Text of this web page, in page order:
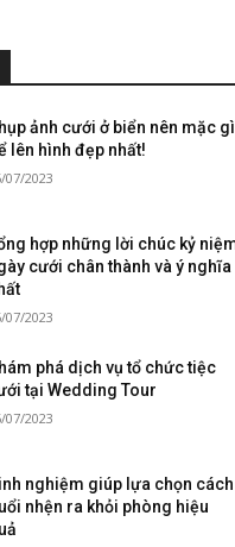
ảnh cưới ở biển nên mặc gì
lên hình đẹp nhất!
07/2023
hợp những lời chúc kỷ
cưới chân thành và ý nghĩa
07/2023
phá dịch vụ tổ chức tiệc
tại Wedding Tour
07/2023
nghiệm giúp lựa chọn cách
nhện ra khỏi phòng hiệu